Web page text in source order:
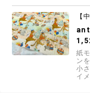
【
紙
ン
小
イ